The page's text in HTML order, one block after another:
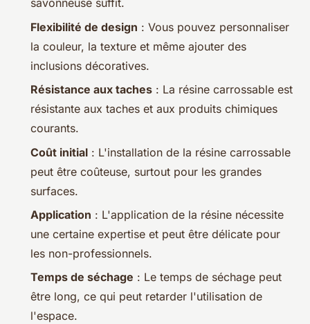
savonneuse suffit.
Flexibilité de design : Vous pouvez personnaliser
la couleur, la texture et même ajouter des
inclusions décoratives.
Résistance aux taches : La résine carrossable est
résistante aux taches et aux produits chimiques
courants.
Coût initial : L'installation de la résine carrossable
peut être coûteuse, surtout pour les grandes
surfaces.
Application : L'application de la résine nécessite
une certaine expertise et peut être délicate pour
les non-professionnels.
Temps de séchage : Le temps de séchage peut
être long, ce qui peut retarder l'utilisation de
l'espace.